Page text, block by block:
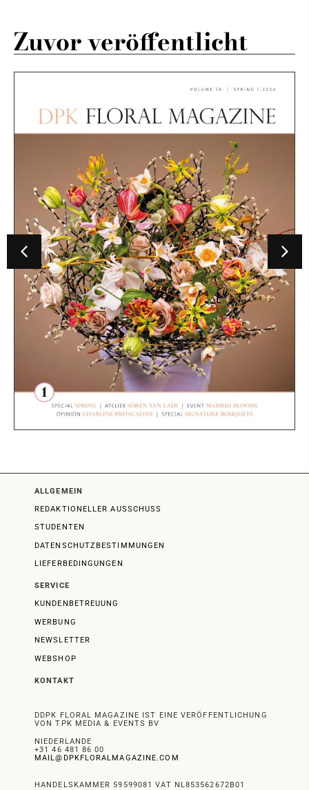
Zuvor veröffentlicht
ALLGEMEIN
REDAKTIONELLER AUSSCHUSS
STUDENTEN
DATENSCHUTZBESTIMMUNGEN
LIEFERBEDINGUNGEN
SERVICE
KUNDENBETREUUNG
WERBUNG
NEWSLETTER
WEBSHOP
KONTAKT
DDPK FLORAL MAGAZINE IST EINE VERÖFFENTLICHUNG
VON TPK MEDIA & EVENTS BV
NIEDERLANDE
+31 46 481 86 00
MAIL@DPKFLORALMAGAZINE.COM
HANDELSKAMMER 59599081 VAT NL853562672B01